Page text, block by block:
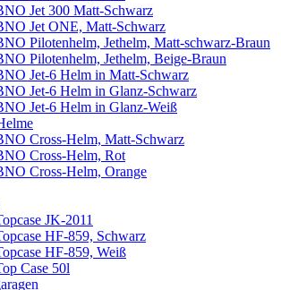
Jet 300 Matt-Schwarz
Jet ONE, Matt-Schwarz
Pilotenhelm, Jethelm, Matt-schwarz-Braun
Pilotenhelm, Jethelm, Beige-Braun
Jet-6 Helm in Matt-Schwarz
Jet-6 Helm in Glanz-Schwarz
Jet-6 Helm in Glanz-Weiß
Cross-Helm, Matt-Schwarz
Cross-Helm, Rot
Cross-Helm, Orange
JK-2011
HF-859, Schwarz
HF-859, Weiß
Case 50l